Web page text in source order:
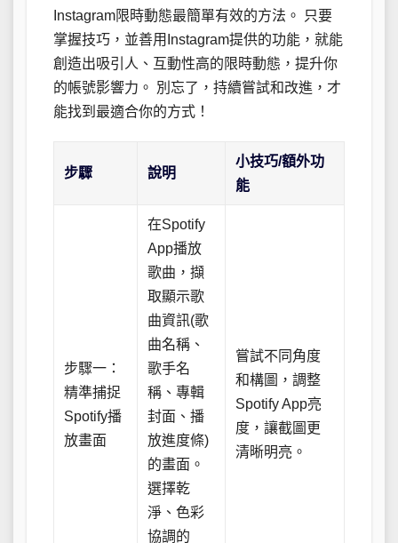
Instagram限時動態最簡單有效的方法。 只要
掌握技巧，並善用Instagram提供的功能，就能
創造出吸引人、互動性高的限時動態，提升你
的帳號影響力。 別忘了，持續嘗試和改進，才
能找到最適合你的方式！
步驟 說明
小技巧/額外功
能
步驟一：
精準捕捉
Spotify播
放畫面
在Spotify
App播放
歌曲，擷
取顯示歌
曲資訊(歌
曲名稱、
歌手名
稱、專輯
封面、播
放進度條)
的畫面。
選擇乾
淨、色彩
協調的
嘗試不同角度
和構圖，調整
Spotify App亮
度，讓截圖更
清晰明亮。